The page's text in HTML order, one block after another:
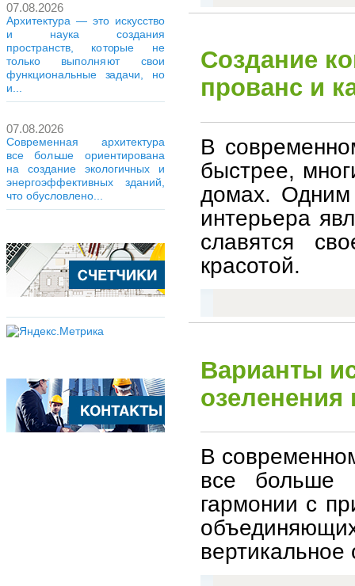
07.08.2026
Архитектура — это искусство
и наука создания
пространств, которые не
только выполняют свои
функциональные задачи, но
и...
07.08.2026
Современная архитектура
все больше ориентирована
на создание экологичных и
энергоэффективных зданий,
что обусловлено...
Создание
прованс и
В
быстрее,
домах. Одним
интерьера
славятся
красотой.
Варианты
озеленения
В
все больше
гармонии с
вертикальное